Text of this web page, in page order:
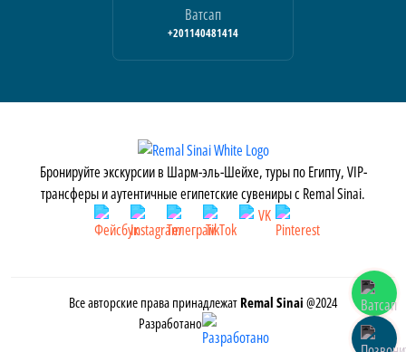
Ватсап
+201140481414
Бронируйте экскурсии в Шарм-эль-Шейхе, туры по Египту, VIP-
трансферы и аутентичные египетские сувениры с Remal Sinai.
Все авторские права принадлежат Remal Sinai @2024
Разработано